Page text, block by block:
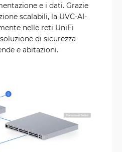
e i dati. Grazie
scalabili, la UVC-AI-
nelle reti UniFi
di sicurezza
e abitazioni.